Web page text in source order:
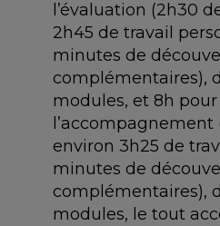
l’évaluation (2h30
2h45 de travail
minutes de
complémentaires),
modules, et 8h pour
environ 3h25 de
minutes de
complémentaires),
modules, le tout